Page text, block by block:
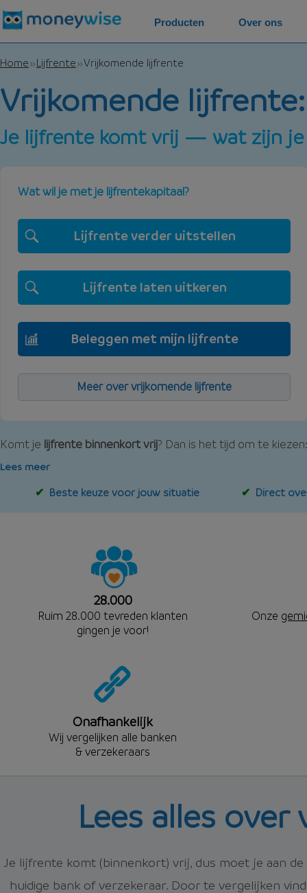
Home Lijfrente Vrijkomende lijfrente
Vrijkomende
Je lijfrente komt vrij — wat zijn je
Komt je lijfrente binnenkort vrij? Dan is het tijd om te
Lees meer
Beste keuze voor jouw situatie Direct
Wat wil je met je lijfrentekapitaal?
Lijfrente verder uitstellen
Lijfrente laten uitkeren
Beleggen met mijn lijfrente
Meer over vrijkomende lijfrente
28.000
Ruim 28.000 tevreden klanten
gingen je voor!
Onze
Onafhankelijk
Wij vergelijken alle banken
& verzekeraars
Lees alles
Je lijfrente komt (binnenkort) vrij, dus moet je aan
huidige bank of verzekeraar. Door te vergelijken
Producten Over ons